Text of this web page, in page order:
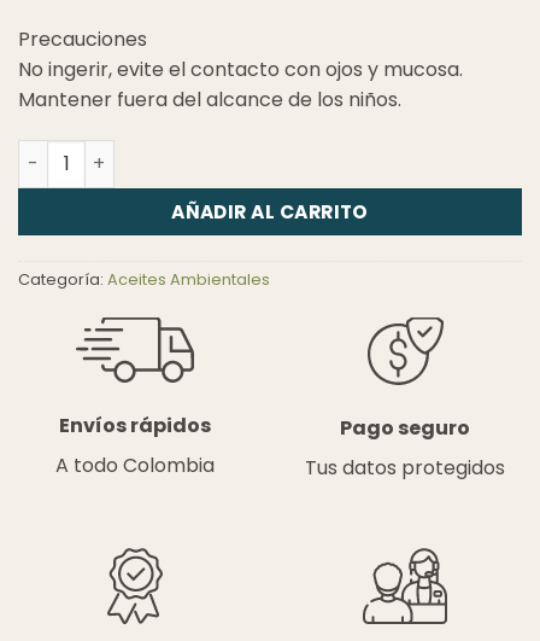
Precauciones
No ingerir, evite el contacto con ojos y mucosa.
Mantener fuera del alcance de los niños.
Frutos Amazónicos cantidad
AÑADIR AL CARRITO
Categoría: Aceites Ambientales
Envíos rápidos
A todo Colombia
Pago seguro
Tus datos protegidos